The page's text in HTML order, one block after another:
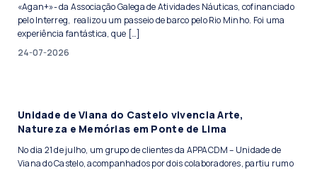
«Agan+»- da Associação Galega de Atividades Náuticas, cofinanciado
pelo Interreg, realizou um passeio de barco pelo Rio Minho. Foi uma
experiência fantástica, que […]
24-07-2026
Unidade de Viana do Castelo vivencia Arte,
Natureza e Memórias em Ponte de Lima
No dia 21 de julho, um grupo de clientes da APPACDM – Unidade de
Viana do Castelo, acompanhados por dois colaboradores, partiu rumo